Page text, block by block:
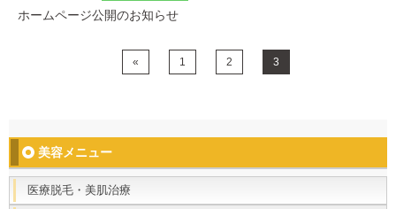
ホームページ公開のお知らせ
« 1 2 3
美容メニュー
医療脱毛・美肌治療